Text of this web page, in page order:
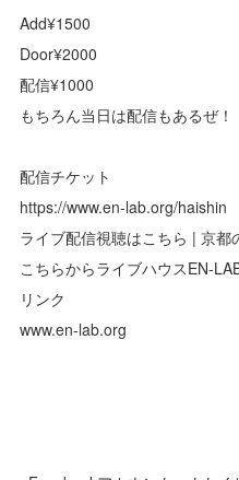
Add¥1500
Door¥2000
配信¥1000
もちろん当日は配信もあるぜ！
配信チケット
https://www.en-lab.org/haishin
ライブ配信視聴はこちら | 京都
こちらからライブハウスEN-
リンク
www.en-lab.org